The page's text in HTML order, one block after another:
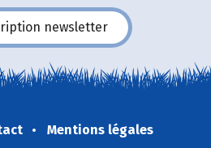
newsletter
Mentions légales